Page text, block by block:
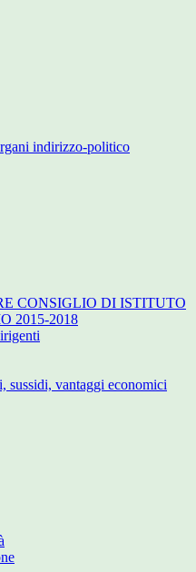
indirizzo-politico
CONSIGLIO DI ISTITUTO
2015-2018
sussidi, vantaggi economici